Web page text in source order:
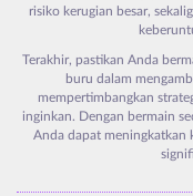
risiko kerugian besar,
Terakhir, pastikan Anda
buru dalam
mempertimbangkan
inginkan. Dengan bermain
Anda dapat meningkatkan